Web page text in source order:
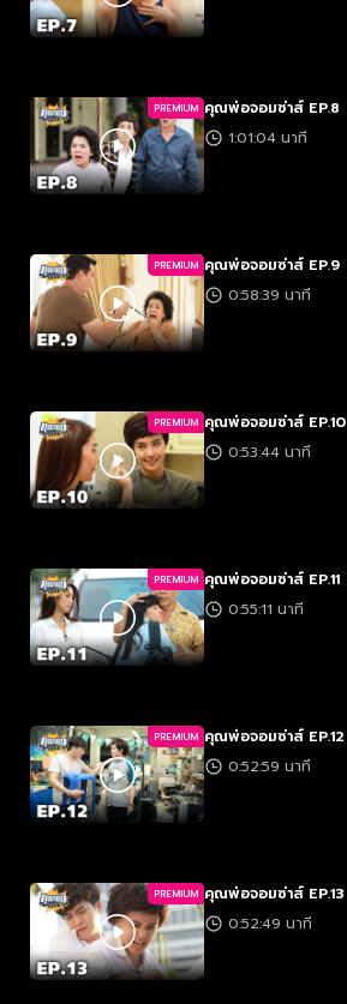
PREMIUM คุณพ่อจอมซ่าส์ EP.8
1:01:04 นาที
PREMIUM คุณพ่อจอมซ่าส์ EP.9
0:58:39 นาที
PREMIUM คุณพ่อจอมซ่าส์ EP.10
0:53:44 นาที
PREMIUM คุณพ่อจอมซ่าส์ EP.11
0:55:11 นาที
PREMIUM คุณพ่อจอมซ่าส์ EP.12
0:52:59 นาที
PREMIUM คุณพ่อจอมซ่าส์ EP.13
0:52:49 นาที